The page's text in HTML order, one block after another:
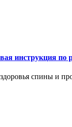
инструкция
спины и